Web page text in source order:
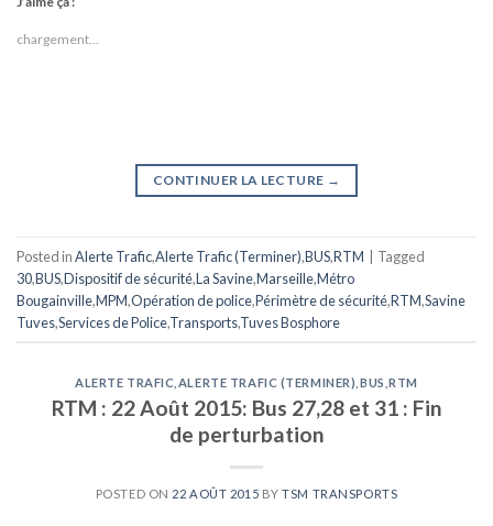
chargement…
CONTINUER LA LECTURE →
Posted inAlerte Trafic,Alerte Trafic (Terminer),BUS,RTM | Tagged
30,BUS,Dispositif de sécurité,La Savine,Marseille,Métro
Bougainville,MPM,Opération de police,Périmètre de sécurité,RTM,Savine
Tuves,Services de Police,Transports,Tuves Bosphore
ALERTE TRAFIC ALERTE TRAFIC (TERMINER) BUS ,RTM
RTM : 22 Août 2015: Bus 27,28 et 31 : Fin
de perturbation
POSTED ON 22 AOÛT 2015 BYTSM TRANSPORTS